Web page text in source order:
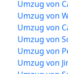
Umzug von
Umzug von
Umzug von
Umzug von
Umzug von
Umzug von